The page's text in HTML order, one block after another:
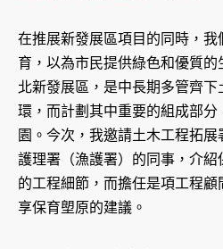
在推展新發展區項目的同時，
育，以為市民提供綠色和優質
北新發展區，是中長期多管齊
環，而計劃其中重要的組成部
園。今次，我邀請土木工程拓
護理署（漁護署）的同事，介
的工程細節，而擔任是項工程
享保育塱原的建議。